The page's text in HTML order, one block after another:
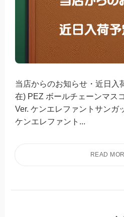
当店からのお知らせ・近日入
在) PEZ ボールチェーンマス
Ver. ケンエレファントサンガ
ケンエレファント...